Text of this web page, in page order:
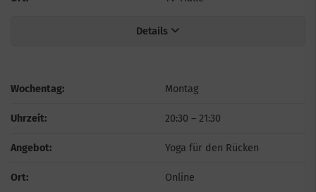
Details
Wochentag: Montag
Uhrzeit: 20:30 – 21:30
Angebot: Yoga für den Rücken
Ort: Online